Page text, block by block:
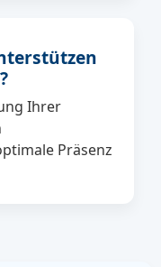
Ihrer
Präsenz